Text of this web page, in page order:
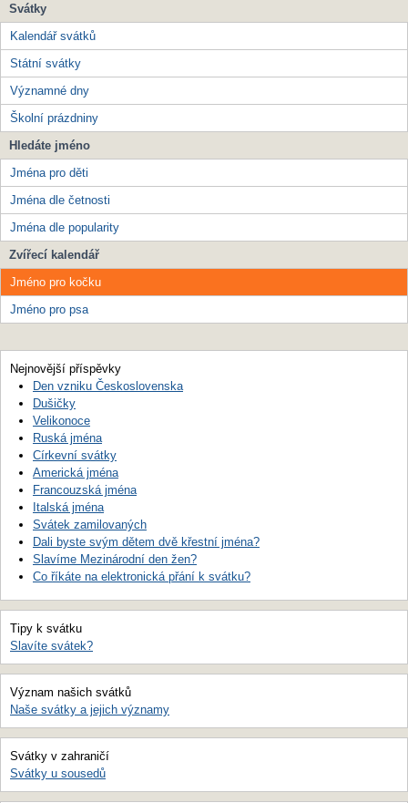
Svátky
Kalendář svátků
Státní svátky
Významné dny
Školní prázdniny
Hledáte jméno
Jména pro děti
Jména dle četnosti
Jména dle popularity
Zvířecí kalendář
Jméno pro kočku
Jméno pro psa
Nejnovější příspěvky
Den vzniku Československa
Dušičky
Velikonoce
Ruská jména
Církevní svátky
Americká jména
Francouzská jména
Italská jména
Svátek zamilovaných
Dali byste svým dětem dvě křestní jména?
Slavíme Mezinárodní den žen?
Co říkáte na elektronická přání k svátku?
Tipy k svátku
Slavíte svátek?
Význam našich svátků
Naše svátky a jejich významy
Svátky v zahraničí
Svátky u sousedů